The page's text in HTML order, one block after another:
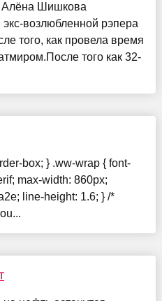
Шишкова
возлюбленной рэпера
того, как провела время
того как 32-
box; } .ww-wrap { font-
max-width: 860px;
line-height: 1.6; } /*